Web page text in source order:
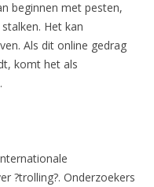
beginnen met pesten,
Het kan
Als dit online gedrag
komt het als
?trolling?. Onderzoekers